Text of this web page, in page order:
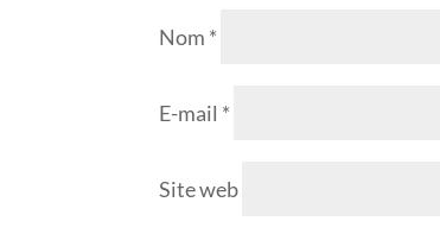
Nom *
E-mail *
Site web